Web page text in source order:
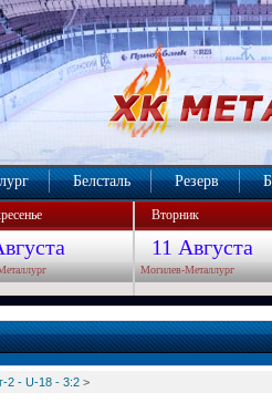
Белсталь Резерв
Вторник
11 Августа
Могилев-Металлург
2 - U-18 - 3:2 >